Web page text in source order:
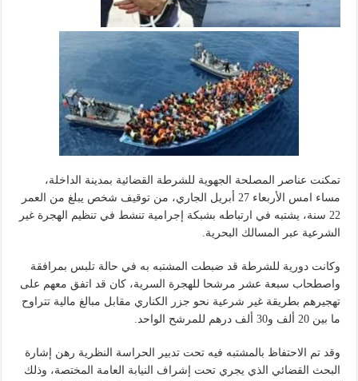
تمكنت عناصر المصلحة الجهوية للشرطة القضائية بمدينة الداخلة،
مساء امس الأربعاء 27 أبريل الجاري، من توقيف شخص يبلغ من العمر
22 سنة، يشتبه في ارتباطه بشبكة إجرامية تنشط في تنظيم الهجرة غير
الشرعية عبر المسالك البحرية.
وكانت دورية للشرطة قد ضبطت المشتبه به في حالة تلبس بمرافقة
واصطحاب سبعة عشر مرشحا للهجرة السرية، كان قد اتفق معهم على
تهجيرهم بطريقة غير شرعية نحو جزر الكناري مقابل مبالغ مالية تتراوح
ما بين 20 ألف و30 ألف درهم للمرشح الواحد.
وقد تم الاحتفاظ بالمشتبه فيه تحت تدبير الحراسة النظرية رهن إشارة
البحث القضائي الذي يجري تحت إشراف النيابة العامة المختصة، وذلك